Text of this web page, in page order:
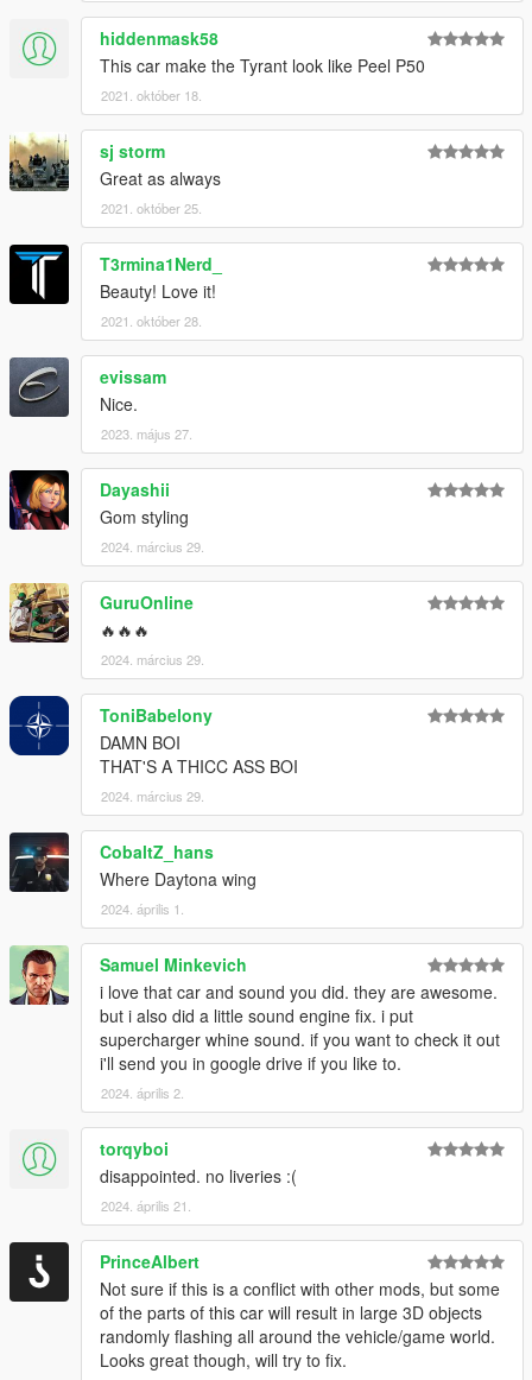
hiddenmask58
This car make the Tyrant look like Peel P50
2021. október 18.
sj storm
Great as always
2021. október 25.
T3rmina1Nerd_
Beauty! Love it!
2021. október 28.
evissam
Nice.
2023. május 27.
Dayashii
Gom styling
2024. március 29.
GuruOnline
🔥🔥🔥
2024. március 29.
ToniBabelony
DAMN BOI
THAT'S A THICC ASS BOI
2024. március 29.
CobaltZ_hans
Where Daytona wing
2024. április 1.
Samuel Minkevich
i love that car and sound you did. they are awesome.
but i also did a little sound engine fix. i put
supercharger whine sound. if you want to check it out
i'll send you in google drive if you like to.
2024. április 2.
torqyboi
disappointed. no liveries :(
2024. április 21.
PrinceAlbert
Not sure if this is a conflict with other mods, but some
of the parts of this car will result in large 3D objects
randomly flashing all around the vehicle/game world.
Looks great though, will try to fix.